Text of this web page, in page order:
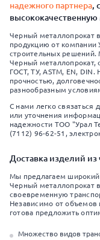
надежного партнера,
Черный металлопрокат
продукцию от компании
строительных
Черный металлопрокат,
ГОСТ, ТУ, ASTM, EN,
прочностью,
разнообразным
С нами легко связаться
или уточнения
надежности ТОО "Урал
(7112) 96-62-51,
Доставка изделий из
Мы предлагаем широкий
Черный металлопрокат
своевременную
Независимо от объемов
готова предложить
Множество видов